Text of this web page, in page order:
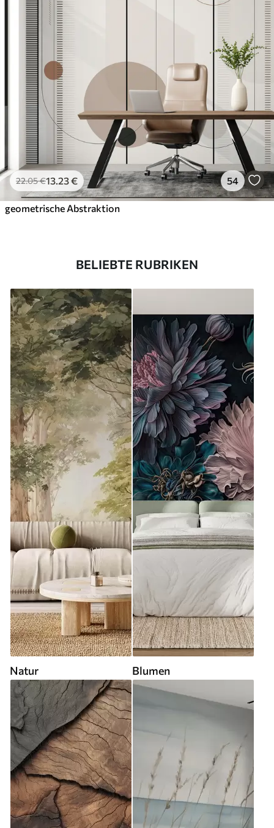
22.05€13 .23€ 54
geometrische Abstraktion
BELIEBTE RUBRIKEN
Natur Blumen